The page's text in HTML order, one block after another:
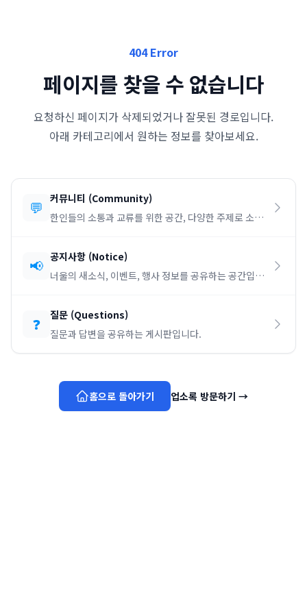
404 Error
페이지를 찾을 수 없습니다
요청하신 페이지가 삭제되었거나 잘못된 경로입니다.
아래 카테고리에서 원하는 정보를 찾아보세요.
💬 커뮤니티 (Community)
한인들의 소통과 교류를 위한 공간, 다양한 주제로 소통
📢 공지사항 (Notice)
너울의 새소식, 이벤트, 행사 정보를 공유하는 공간입니
❓ 질문 (Questions)
질문과 답변을 공유하는 게시판입니다.
홈으로 돌아가기 업소록 방문하기 →